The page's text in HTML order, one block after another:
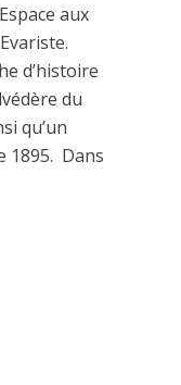
aux
d’histoire
du
qu’un
1895. Dans